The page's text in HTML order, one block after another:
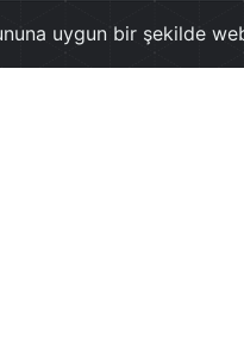
uygun bir şekilde